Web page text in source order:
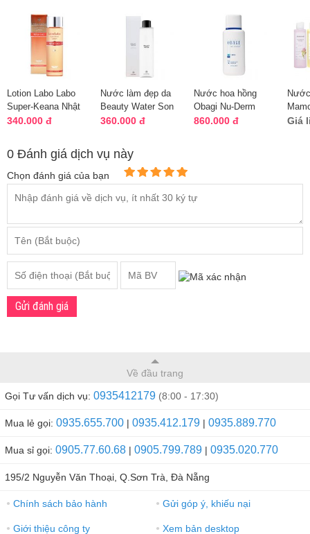
Lotion Labo Labo
Super-Keana Nhật
Bản se khít lỗ chân
340.000 đ
Nước làm đẹp da
Beauty Water Son
& Park 340ml Hàn
360.000 đ
Nước hoa hồng
Obagi Nu-Derm
Toner của Mỹ chai
860.000 đ Giá
0 Đánh giá dịch vụ này
Chọn đánh giá của bạn
Gửi đánh giá
Về đầu trang
Gọi Tư vấn dịch vụ: 0935412179 (8:00 - 17:30)
Mua lẻ gọi: 0935.655.700 | 0935.412.179 | 0935.889.770
Mua sỉ gọi: 0905.77.60.68 | 0905.799.789 | 0935.020.770
195/2 Nguyễn Văn Thoại, Q.Sơn Trà, Đà Nẵng
● Chính sách bảo hành ● Gửi góp ý, khiếu nại
● Giới thiệu công ty ● Xem bản desktop